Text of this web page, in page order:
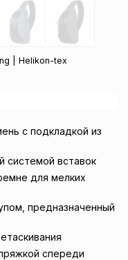
| Helikon-tex
с подкладкой из
системой вставок
для мелких
предназначенный
спереди